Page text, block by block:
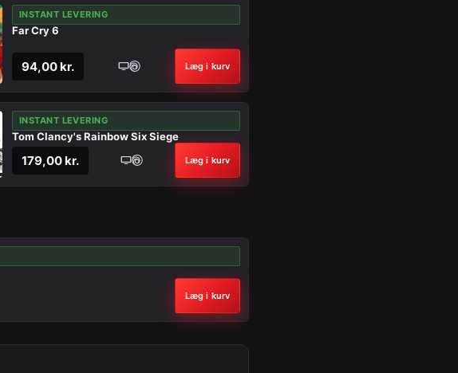
INSTANT LEVERING
Far Cry 6
94,00 kr. Læg i kurv
INSTANT LEVERING
Tom Clancy's Rainbow Six Siege
179,00 kr. Læg i kurv
Læg i kurv